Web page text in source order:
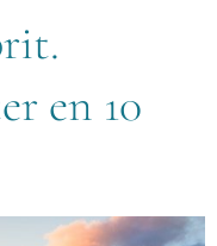
en 10